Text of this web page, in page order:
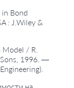
in Bond
: J.Wiley &
/ R.
1996. —